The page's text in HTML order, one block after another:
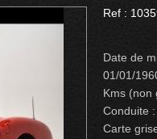
Ref :
Date de
01/01/
Kms (non
Conduite
Carte